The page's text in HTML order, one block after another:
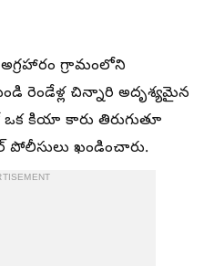
గ్రామంలోని
రెండేళ్ల చిన్నారి అదృశ్యమైన
కియా కారు తిరుగుతూ
పోలీసులు ఖండించారు.